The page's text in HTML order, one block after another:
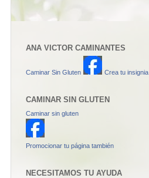
ANA VICTOR CAMINANTES
Caminar Sin Gluten Crea tu insignia
CAMINAR SIN GLUTEN
Caminar sin gluten
Promocionar tu página también
NECESITAMOS TU AYUDA